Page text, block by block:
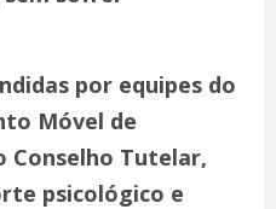
por equipes do
Móvel de
Conselho Tutelar,
psicológico e